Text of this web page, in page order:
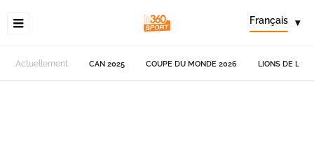
Français ▾
Actuellement CAN 2025 COUPE DU MONDE 2026 LIONS DE